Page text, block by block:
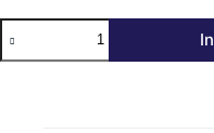
HOPP
SCHWIZZ
Menge